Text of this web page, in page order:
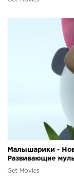
Малышарики -
Развивающие
Get Movies